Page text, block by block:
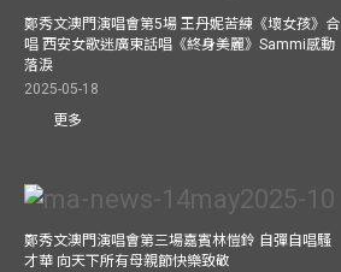
鄭秀文澳門演唱會第5場 王丹妮苦練《壞女孩》合
唱 西安女歌迷廣東話唱《終身美麗》Sammi感動
落淚
2025-05-18
更多
鄭秀文澳門演唱會第三場嘉賓林愷鈴 自彈自唱騷
才華 向天下所有母親節快樂致敬